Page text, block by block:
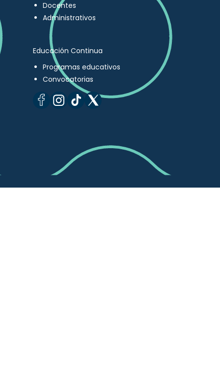
Docentes
Administrativos
Educación Continua
Programas educativos
Convocatorias